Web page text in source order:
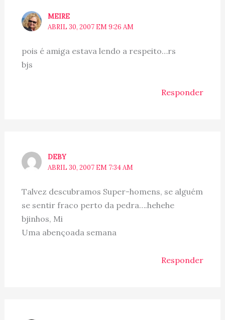
MEIRE
ABRIL 30, 2007 EM 9:26 AM
pois é amiga estava lendo a respeito…rs
bjs
Responder
DEBY
ABRIL 30, 2007 EM 7:34 AM
Talvez descubramos Super-homens, se alguém
se sentir fraco perto da pedra….hehehe
bjinhos, Mi
Uma abençoada semana
Responder